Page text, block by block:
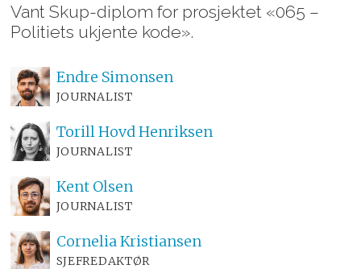
Vant Skup-diplom for prosjektet «065 –
Politiets ukjente kode».
Endre Simonsen
JOURNALIST
Torill HovdHenriksen
JOURNALIST
Kent Olsen
JOURNALIST
Cornelia Kristiansen
SJEFREDAKTØR